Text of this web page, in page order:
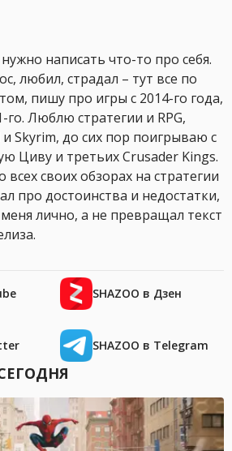
написать что-то про себя.
любил, страдал – тут все по
пишу про игры с 2014-го года,
го. Люблю стратегии и RPG,
Skyrim, до сих пор поигрываю с
Циву и третьих Crusader Kings.
своих обзорах на стратегии
про достоинства и недостатки,
лично, а не превращал текст
SHAZOO в Дзен
SHAZOO в Telegram